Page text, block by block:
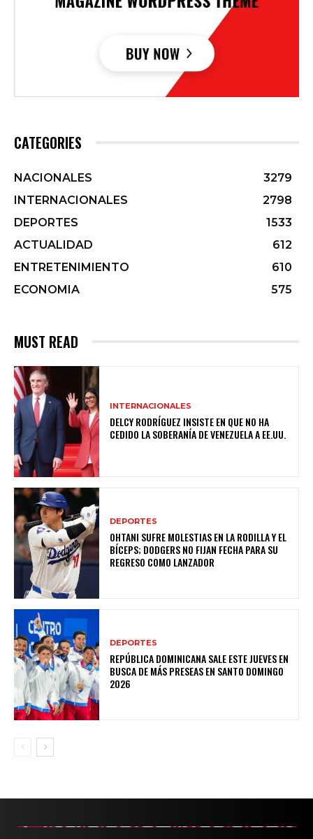
CATEGORIES
NACIONALES
3279
INTERNACIONALES
2798
DEPORTES
1533
ACTUALIDAD
612
ENTRETENIMIENTO
610
ECONOMIA
575
MUST READ
INTERNACIONALES
DELCY RODRÍGUEZ INSISTE EN QUE NO HA
CEDIDO LA SOBERANÍA DE VENEZUELA A EE.UU.
DEPORTES
OHTANI SUFRE MOLESTIAS EN LA RODILLA Y EL
BÍCEPS; DODGERS NO FIJAN FECHA PARA SU
REGRESO COMO LANZADOR
DEPORTES
REPÚBLICA DOMINICANA SALE ESTE JUEVES EN
BUSCA DE MÁS PRESEAS EN SANTO DOMINGO
2026